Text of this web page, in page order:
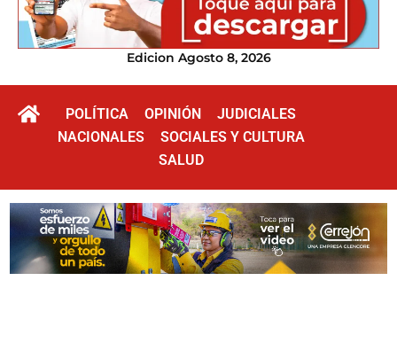
Edicion Agosto 8, 2026
POLÍTICA OPINIÓN
JUDICIALES
NACIONALES
SOCIALES Y CULTURA
SALUD